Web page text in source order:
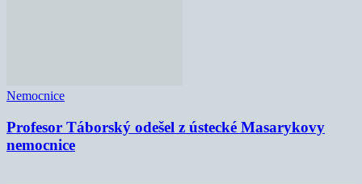
Nemocnice
Profesor Táborský odešel z ústecké Masarykovy
nemocnice